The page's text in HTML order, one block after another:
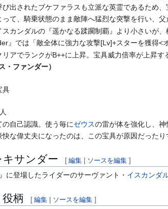
び出されたブケファラスも立派な英霊であるため
って、騎乗状態のまま敵陣へ猛烈な突撃を行い、
スカンダルの『遥かなる蹂躙制覇』より小さいが
』では「敵全体に強力な攻撃[Lv]+スターを獲得
リアでランクがB++に上昇。宝具威力倍率が上昇
・ファンダー）
具
の自己認識。使う毎にゼウスの雷が体を強化し、神
快な偉丈夫になったのは、この宝具が原因だった
キサンダー [ 編集 ソースを編集 ]
』に登場したライダーのサーヴァント・ イスカンダ
柄 [ 編集 ソースを編集 ]